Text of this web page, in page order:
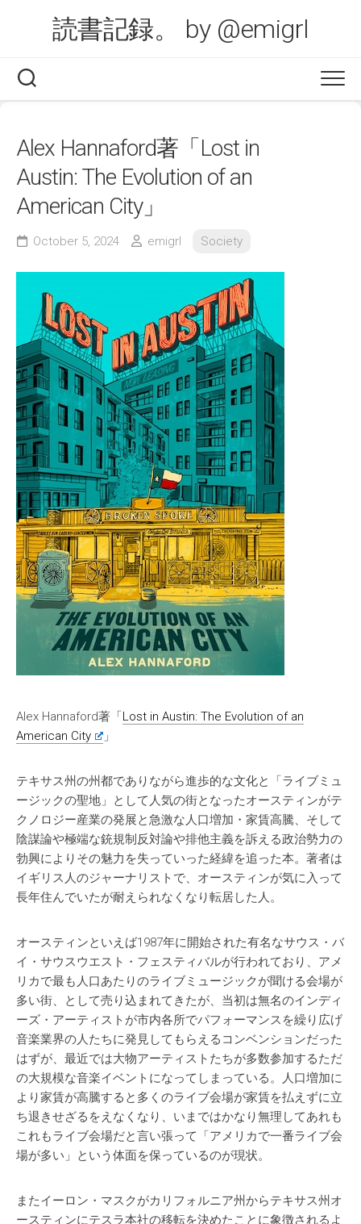
読書記録。 by @emigrl
Alex Hannaford著「Lost in
Austin: The Evolution of an
American City」
October 5, 2024 emigrl Society
Alex Hannaford著「Lost in Austin: The Evolution of an
American City
」
テキサス州の州都でありながら進歩的な文化と「ライブミュ
ージックの聖地」として人気の街となったオースティンがテ
クノロジー産業の発展と急激な人口増加・家賃高騰、そして
陰謀論や極端な銃規制反対論や排他主義を訴える政治勢力の
勃興によりその魅力を失っていった経緯を追った本。著者は
イギリス人のジャーナリストで、オースティンが気に入って
長年住んでいたが耐えられなくなり転居した人。
オースティンといえば1987年に開始された有名なサウス・バ
イ・サウスウエスト・フェスティバルが行われており、アメ
リカで最も人口あたりのライブミュージックが聞ける会場が
多い街、として売り込まれてきたが、当初は無名のインディ
ーズ・アーティストが市内各所でパフォーマンスを繰り広げ
音楽業界の人たちに発見してもらえるコンベンションだった
はずが、最近では大物アーティストたちが多数参加するただ
の大規模な音楽イベントになってしまっている。人口増加に
より家賃が高騰すると多くのライブ会場が家賃を払えずに立
ち退きせざるをえなくなり、いまではかなり無理してあれも
これもライブ会場だと言い張って「アメリカで一番ライブ会
場が多い」という体面を保っているのが現状。
またイーロン・マスクがカリフォルニア州からテキサス州オ
ースティンにテスラ本社の移転を決めたことに象徴されるよ